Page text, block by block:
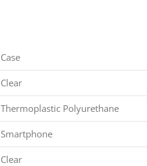
Case
Clear
Thermoplastic Polyurethane
Smartphone
Clear